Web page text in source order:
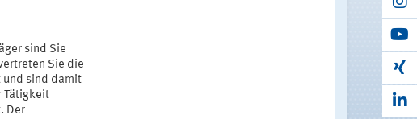
sind Sie
Sie die
und sind damit
Tätigkeit
Der